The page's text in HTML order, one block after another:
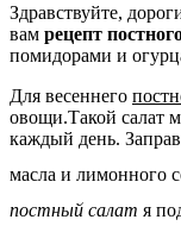
Здравствуйте,
вам рецепт
помидорами и
Для весеннего
овощи.Такой салат
каждый день.
масла и лимонного
постный салат я